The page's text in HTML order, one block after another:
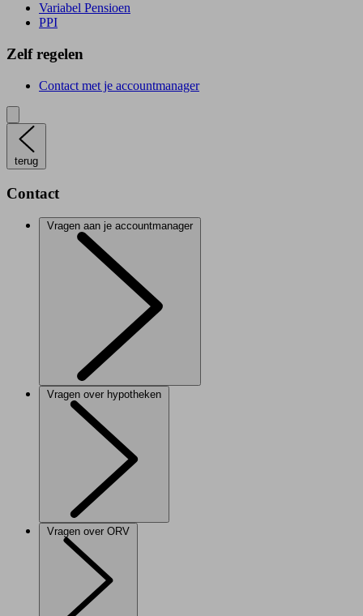
Variabel Pensioen
PPI
Zelf regelen
Contact met je accountmanager
terug
Contact
Vragen aan je accountmanager
Vragen over hypotheken
Vragen over ORV